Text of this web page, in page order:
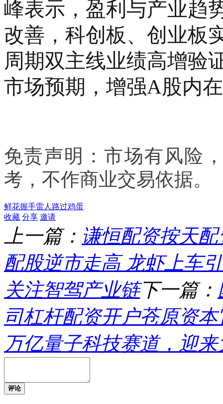
峰表示，盈利与产业趋
改善，科创板、创业板
周期双主线业绩高增验
市场预期，增强A股内
免责声明：市场有风险
考，不作商业交易依据。
鲜花握手雷人 路过鸡蛋
收藏 分享 邀请
上一篇： 谦恒配资按天
配股逆市走高 龙虾上车
关注智驾产业链下一篇：
司杠杆配资开户苍原资
万亿量子科技赛道，迎
评论